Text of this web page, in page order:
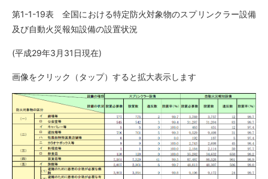
第1-1-19表 全国における特定防火対象物のスプリンクラー設備
及び自動火災報知設備の設置状況
(平成29年3月31日現在)
画像をクリック（タップ）すると拡大表示します